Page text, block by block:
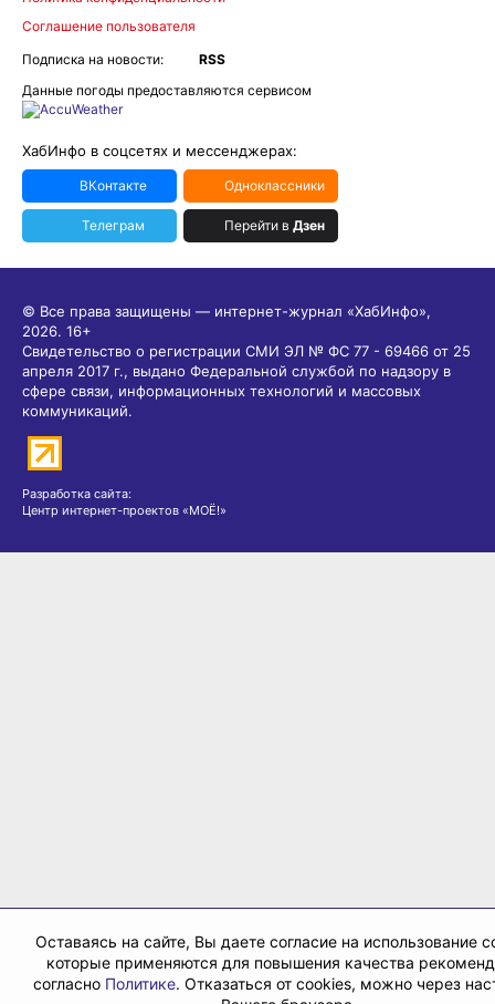
ХабИнфо в соцсетях и мессенджерах:
ВКонтакте Одноклассники
Телеграм
© Все права защищены — интернет-журнал «ХабИнфо»,
2026.16+
Свидетельство о регистрации СМИ ЭЛ № ФС 77 - 69466 от 25
сфере связи, информационных технологий и массовых
Разработка сайта:
Центр интернет-проектов «МОЁ!»
Оставаясь на сайте, Вы даете согласие на использование
которые применяются для повышения качества
согласно Политике. Отказаться от cookies, можно через